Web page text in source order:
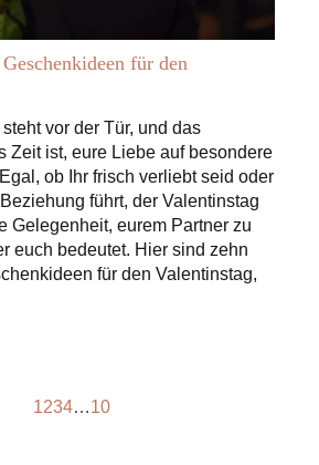
für den
vor der Tür, und das
Zeit ist, eure Liebe auf besondere
ob Ihr frisch verliebt seid oder
führt, der Valentinstag
Gelegenheit, eurem Partner zu
euch bedeutet. Hier sind zehn
für den Valentinstag,
1234…10